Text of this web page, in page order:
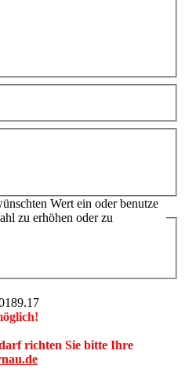
Wert ein oder benutze
zu erhöhen oder zu
richten Sie bitte Ihre